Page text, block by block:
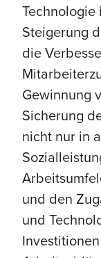
Steigerung
die
Gewinnung
Sicherung
nicht nur in
und den
und